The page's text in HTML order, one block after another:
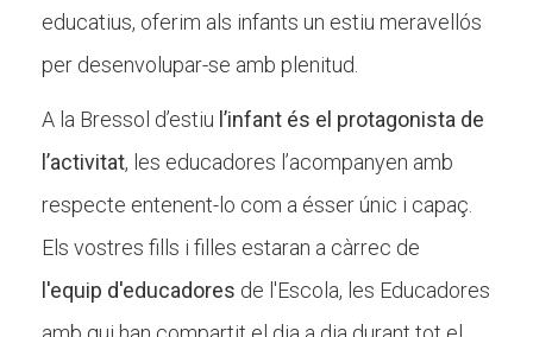
educatius, oferim als infants un estiu meravellós
per desenvolupar-se amb plenitud.
A la Bressol d’estiu l’infant és el protagonista de
l’activitat, les educadores l’acompanyen amb
respecte entenent-lo com a ésser únic i capaç.
Els vostres fills i filles estaran a càrrec de
l'equip d'educadores de l'Escola, les Educadores
Xarxes socials
Fes voluntariat
Fes un donatiu
Treballa amb nosaltres